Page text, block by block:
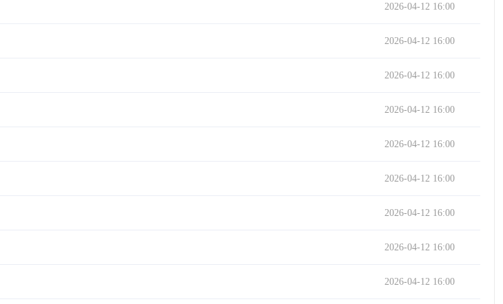
2026-04-12 16:00
2026-04-12 16:00
2026-04-12 16:00
2026-04-12 16:00
2026-04-12 16:00
2026-04-12 16:00
2026-04-12 16:00
2026-04-12 16:00
2026-04-12 16:00